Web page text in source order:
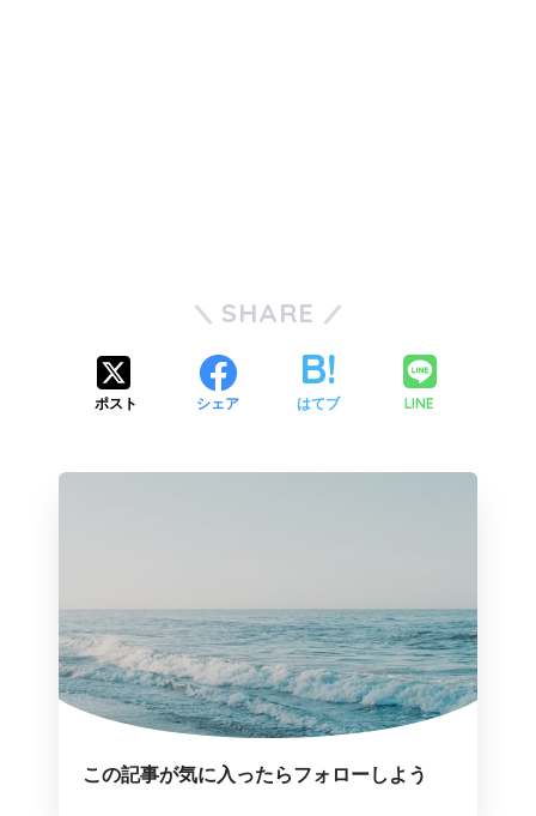
SHARE
ポスト シェア はてブ LINE
この記事が気に入ったらフォローしよう